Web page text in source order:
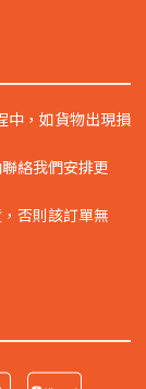
中，如貨物出現損
絡我們安排更
否則該訂單無